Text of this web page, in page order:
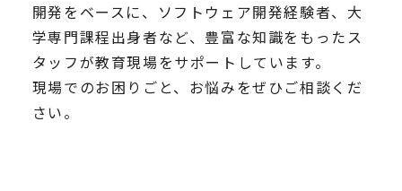
開発をベースに、ソフトウェア開発経験者、大
学専門課程出身者など、豊富な知識をもったス
タッフが教育現場をサポートしています。
現場でのお困りごと、お悩みをぜひご相談くだ
さい。